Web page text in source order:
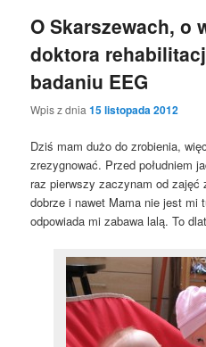
O Skarszewach, o
doktora
badaniu EEG
Wpis z dnia15 listopada 2012
Dziś mam dużo do zrobienia,
zrezygnować. Przed południem
raz pierwszy zaczynam od
dobrze i nawet Mama nie jest mi
odpowiada mi zabawa lalą. To